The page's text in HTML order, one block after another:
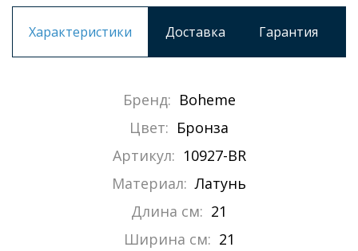
Характеристики Доставка Гарантия
Бренд: Boheme
Цвет: Бронза
Артикул: 10927-BR
Материал: Латунь
Длина см: 21
Ширина см: 21